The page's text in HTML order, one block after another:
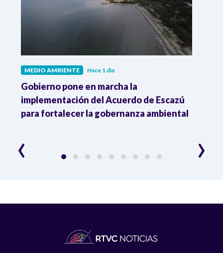
MEDIO AMBIENTE Hace 1 día
Gobierno pone en marcha la
implementación del Acuerdo de Escazú
para fortalecer la gobernanza ambiental
‹ ›